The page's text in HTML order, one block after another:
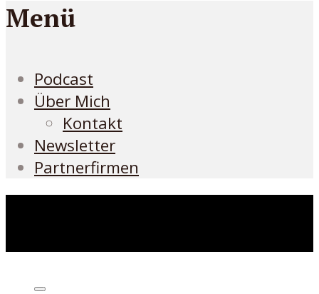
Menü
Podcast
Über Mich
Kontakt
Newsletter
Partnerfirmen